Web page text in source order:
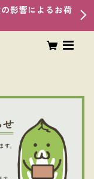
影響によるお荷